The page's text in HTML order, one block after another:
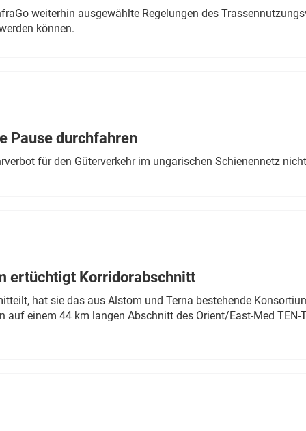
weiterhin ausgewählte Regelungen des
können.
Pause durchfahren
für den Güterverkehr im ungarischen Schienennetz
ertüchtigt Korridorabschnitt
hat sie das aus Alstom und Terna bestehende
auf einem 44 km langen Abschnitt des Orient/East-Med